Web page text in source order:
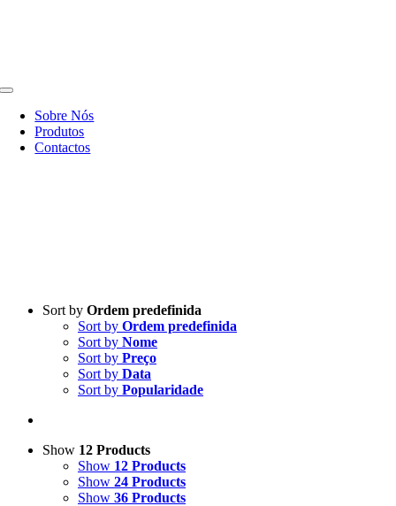
Sobre Nós
Produtos
Contactos
Sort by Ordem predefinida
Sort by Ordem predefinida
Sort by Nome
Sort by Preço
Sort by Data
Sort by Popularidade
Show 12 Products
Show 12 Products
Show 24 Products
Show 36 Products